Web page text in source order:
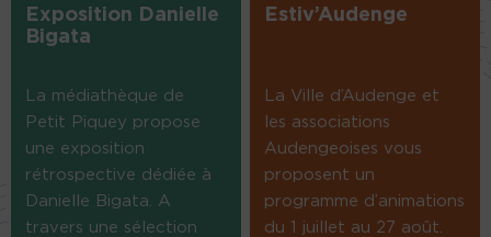
Exposition Danielle
Bigata
La médiathèque de
Petit Piquey propose
une exposition
rétrospective dédiée à
Danielle Bigata. A
travers une sélection
Estiv’Audenge
La Ville d’Audenge et
les associations
Audengeoises vous
proposent un
programme d’animations
du 1 juillet au 27 août.